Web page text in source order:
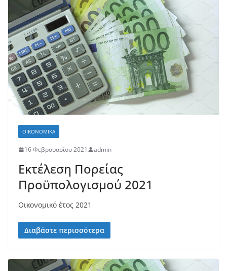
ΟΙΚΟΝΟΜΙΚΆ
16 Φεβρουαρίου 2021 admin
Εκτέλεση Πορείας
Προϋπολογισμού 2021
Οικονομικό έτος 2021
Διαβάστε περισσότερα